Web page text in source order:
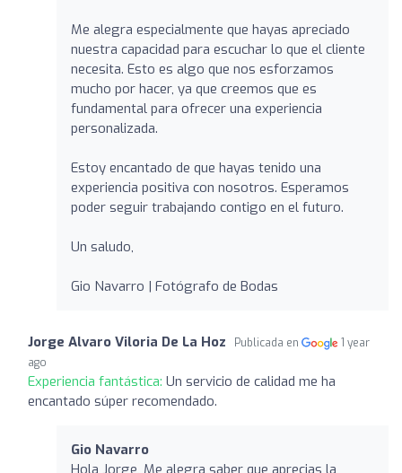
Me alegra especialmente que hayas apreciado
nuestra capacidad para escuchar lo que el cliente
necesita. Esto es algo que nos esforzamos
mucho por hacer, ya que creemos que es
fundamental para ofrecer una experiencia
personalizada.
Estoy encantado de que hayas tenido una
experiencia positiva con nosotros. Esperamos
poder seguir trabajando contigo en el futuro.
Un saludo,
Gio Navarro | Fotógrafo de Bodas
Jorge Alvaro Viloria De La Hoz Publicada en
1 year
ago
Experiencia fantástica: Un servicio de calidad me ha
encantado súper recomendado.
Gio Navarro
Hola Jorge, Me alegra saber que aprecias la